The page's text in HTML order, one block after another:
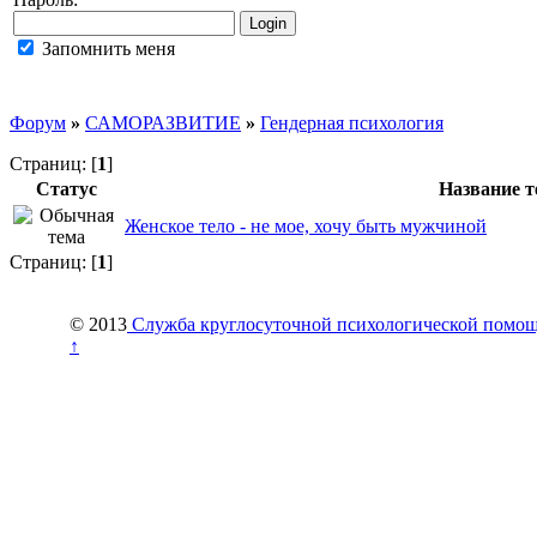
Запомнить меня
Форум » САМОРАЗВИТИЕ » Гендерная психология
Страниц: [1]
Статус
Название
Женское тело - не мое, хочу быть мужчиной
Страниц: [1]
© 2013 Служба круглосуточной психологической
↑